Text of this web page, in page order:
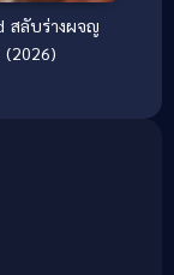
(2026)